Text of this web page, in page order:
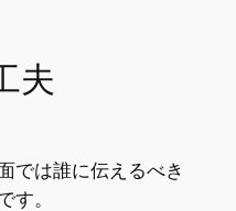
夫
では誰に伝えるべき
す。